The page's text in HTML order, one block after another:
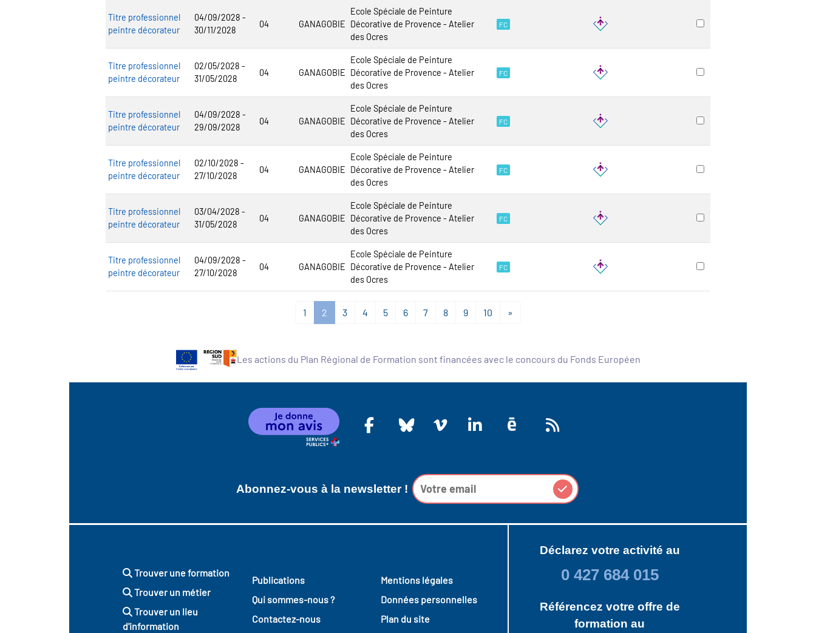
Titre professionnel
peintre décorateur
04/09/2028 -
30/11/2028
04 GANAGOBIE
Ecole Spéciale de Peinture
Décorative de Provence - Atelier
des Ocres
FC
Titre professionnel
peintre décorateur
02/05/2028 -
31/05/2028
04 GANAGOBIE
Ecole Spéciale de Peinture
Décorative de Provence - Atelier
des Ocres
FC
Titre professionnel
peintre décorateur
04/09/2028 -
29/09/2028
04 GANAGOBIE
Ecole Spéciale de Peinture
Décorative de Provence - Atelier
des Ocres
FC
Titre professionnel
peintre décorateur
02/10/2028 -
27/10/2028
04 GANAGOBIE
Ecole Spéciale de Peinture
Décorative de Provence - Atelier
des Ocres
FC
Titre professionnel
peintre décorateur
03/04/2028 -
31/05/2028
04 GANAGOBIE
Ecole Spéciale de Peinture
Décorative de Provence - Atelier
des Ocres
FC
Titre professionnel
peintre décorateur
04/09/2028 -
27/10/2028
04 GANAGOBIE
Ecole Spéciale de Peinture
Décorative de Provence - Atelier
des Ocres
FC
1 2 3 4 5 6 7 8 9 10 »
Les actions du Plan Régional de Formation sont financées avec le concours du Fonds Européen
Abonnez-vous à la newsletter !
Trouver une formation
Trouver un métier
Trouver un lieu
d'information
Publications
Qui sommes-nous ?
Contactez-nous
Mentions légales
Données personnelles
Plan du site
Déclarez votre activité au
0 427 684 015
Référencez votre offre de
formation au